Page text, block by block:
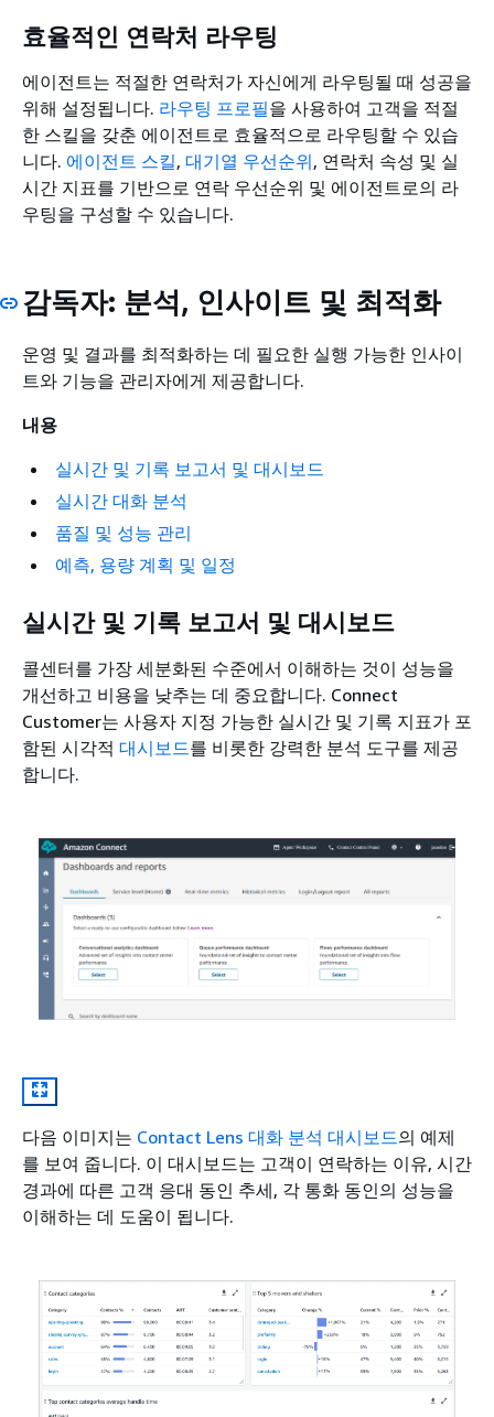
효율적인 연락처 라우팅
에이전트는 적절한 연락처가 자신에게 라우팅될 때 성공을
위해 설정됩니다. 라우팅 프로필을 사용하여 고객을 적절
한 스킬을 갖춘 에이전트로 효율적으로 라우팅할 수 있습
니다. 에이전트 스킬, 대기열 우선순위, 연락처 속성 및 실
시간 지표를 기반으로 연락 우선순위 및 에이전트로의 라
우팅을 구성할 수 있습니다.
감독자: 분석, 인사이트 및 최적화
운영 및 결과를 최적화하는 데 필요한 실행 가능한 인사이
트와 기능을 관리자에게 제공합니다.
내용
실시간 및 기록 보고서 및 대시보드
실시간 대화 분석
품질 및 성능 관리
예측, 용량 계획 및 일정
실시간 및 기록 보고서 및 대시보드
콜센터를 가장 세분화된 수준에서 이해하는 것이 성능을
개선하고 비용을 낮추는 데 중요합니다. Connect
Customer는 사용자 지정 가능한 실시간 및 기록 지표가 포
함된 시각적 대시보드를 비롯한 강력한 분석 도구를 제공
합니다.
다음 이미지는 Contact Lens 대화 분석 대시보드의 예제
를 보여 줍니다. 이 대시보드는 고객이 연락하는 이유, 시간
경과에 따른 고객 응대 동인 추세, 각 통화 동인의 성능을
이해하는 데 도움이 됩니다.